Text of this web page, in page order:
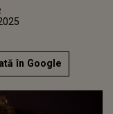
în Google